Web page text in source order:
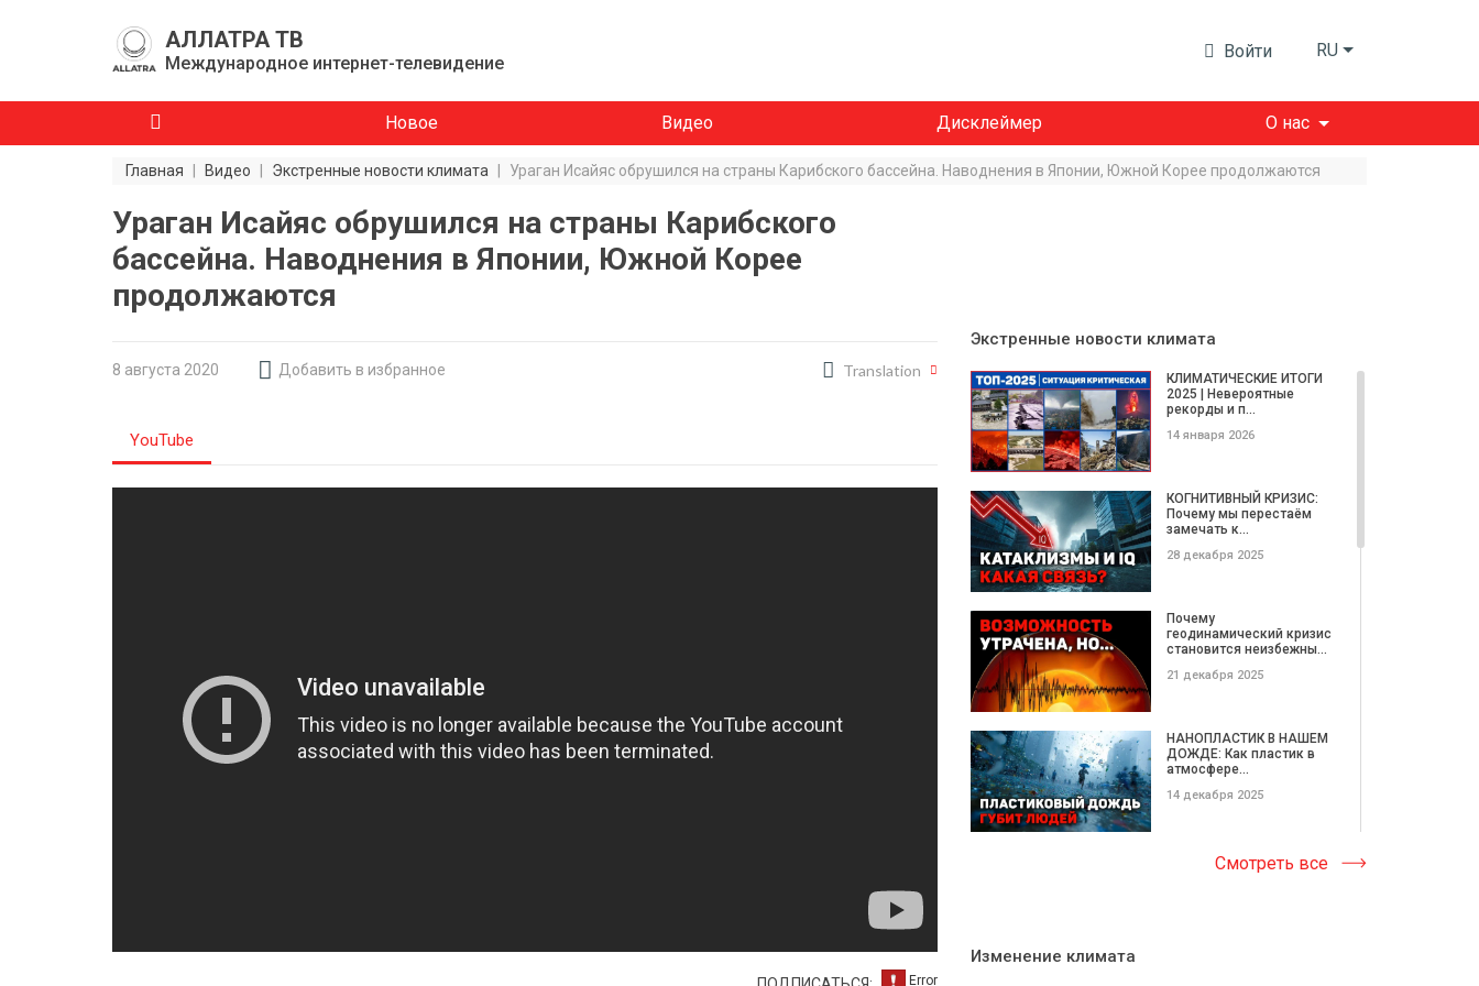
АЛЛАТРА ТВ
Международное интернет-телевидение
Войти RU
Новое Видео Дисклеймер О нас
Главная Видео Экстренные новости климата Ураган Исайяс обрушился на страны Карибского бассейна. Наводнения в Японии, Южной Корее продолжаются
Ураган Исайяс обрушился на страны Карибского
бассейна. Наводнения в Японии, Южной Корее
продолжаются
8 августа 2020 Добавить в избранное Translation
YouTube
Экстренные новости климата
КЛИМАТИЧЕСКИЕ ИТОГИ
2025 | Невероятные
рекорды и п...
14 января 2026
КОГНИТИВНЫЙ КРИЗИС:
Почему мы перестаём
замечать к...
28 декабря 2025
Почему
геодинамический кризис
становится неизбежны...
21 декабря 2025
НАНОПЛАСТИК В НАШЕМ
ДОЖДЕ: Как пластик в
атмосфере...
14 декабря 2025
Катастрофические
ОПОЛЗНИ этой недели |
Смотреть все
Изменение климата